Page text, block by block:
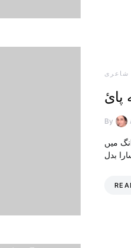
شاعری
پائ
By
میں